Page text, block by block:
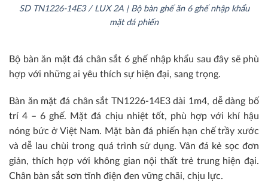
SD TN1226-14E3 / LUX 2A | Bộ bàn ghế ăn 6 ghế nhập khẩu
mặt đá phiến
Bộ bàn ăn mặt đá chân sắt 6 ghế nhập khẩu sau đây sẽ phù
hợp với những ai yêu thích sự hiện đại, sang trọng.
Bàn ăn mặt đá chân sắt TN1226-14E3 dài 1m4, dễ dàng bố
trí 4 – 6 ghế. Mặt đá chịu nhiệt tốt, phù hợp với khí hậu
nóng bức ở Việt Nam. Mặt bàn đá phiến hạn chế trầy xước
và dễ lau chùi trong quá trình sử dụng. Vân đá kẻ sọc đơn
giản, thích hợp với không gian nội thất trẻ trung hiện đại.
Chân bàn sắt sơn tĩnh điện đen vững chãi, chịu lực.